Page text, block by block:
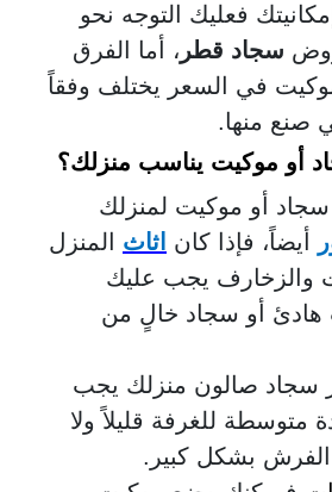
فعليك التوجه نحو
سجاد قطر ، أما الفرق
في السعر يختلف وفقاً
صنع منها.
أو موكيت يناسب منزلك؟
سجاد أو موكيت لمنزلك
أيضاً، فإذا كان اثاث المنزل
والزخارف يجب عليك
هادئ أو سجاد خالٍ من
سجاد صالون منزلك يجب
متوسطة للغرفة قليلاً ولا
بشكل كبير.